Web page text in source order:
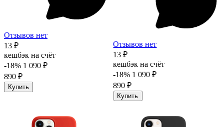
Отзывов нет
13 ₽
кешбэк на счёт
-18% 1 090 ₽
890 ₽
Купить
Отзывов нет
13 ₽
кешбэк на счёт
-18% 1 090 ₽
890 ₽
Купить